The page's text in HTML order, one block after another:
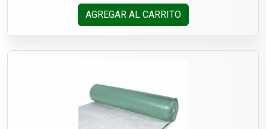
AGREGAR AL CARRITO